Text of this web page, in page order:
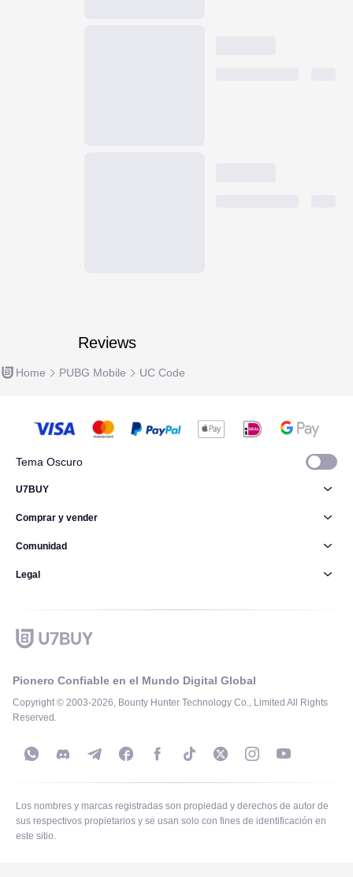
Reviews
Home PUBG Mobile UC Code
Tema Oscuro
Pionero Confiable en el Mundo Digital Global
Copyright © 2003-2026, Bounty Hunter Technology Co., Limited All Rights
Reserved.
U7BUY
Comprar y vender
Comunidad
Legal
Los nombres y marcas registradas son propiedad y derechos de autor de
sus respectivos propietarios y se usan solo con fines de identificación en
este sitio.